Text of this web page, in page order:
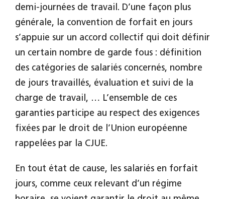
demi-journées de travail. D’une façon plus
générale, la convention de forfait en jours
s’appuie sur un accord collectif qui doit définir
un certain nombre de garde fous : définition
des catégories de salariés concernés, nombre
de jours travaillés, évaluation et suivi de la
charge de travail, … L’ensemble de ces
garanties participe au respect des exigences
fixées par le droit de l’Union européenne
rappelées par la CJUE.
En tout état de cause, les salariés en forfait
jours, comme ceux relevant d’un régime